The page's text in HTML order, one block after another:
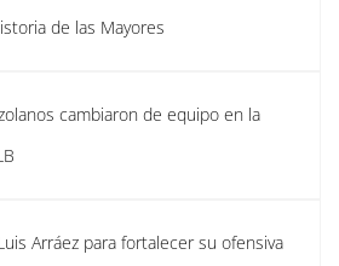
de las Mayores
cambiaron de equipo en la
Arráez para fortalecer su ofensiva